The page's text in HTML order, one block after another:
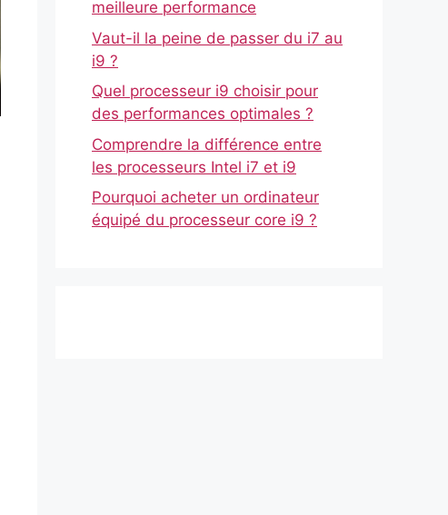
meilleure performance
Vaut-il la peine de passer du i7 au
i9 ?
Quel processeur i9 choisir pour
des performances optimales ?
Comprendre la différence entre
les processeurs Intel i7 et i9
Pourquoi acheter un ordinateur
équipé du processeur core i9 ?